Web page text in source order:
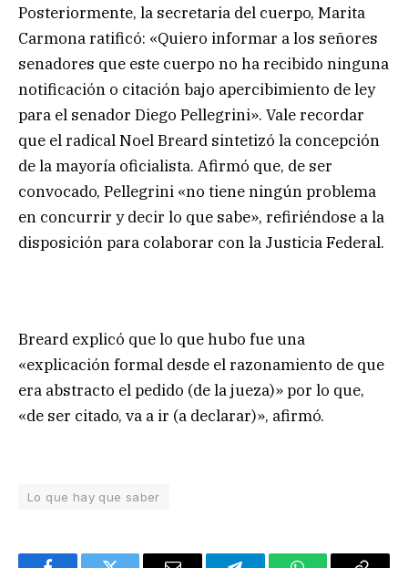
Posteriormente, la secretaria del cuerpo, Marita
Carmona ratificó: «Quiero informar a los señores
senadores que este cuerpo no ha recibido ninguna
notificación o citación bajo apercibimiento de ley
para el senador Diego Pellegrini». Vale recordar
que el radical Noel Breard sintetizó la concepción
de la mayoría oficialista. Afirmó que, de ser
convocado, Pellegrini «no tiene ningún problema
en concurrir y decir lo que sabe», refiriéndose a la
disposición para colaborar con la Justicia Federal.
Breard explicó que lo que hubo fue una
«explicación formal desde el razonamiento de que
era abstracto el pedido (de la jueza)» por lo que,
«de ser citado, va a ir (a declarar)», afirmó.
Lo que hay que saber